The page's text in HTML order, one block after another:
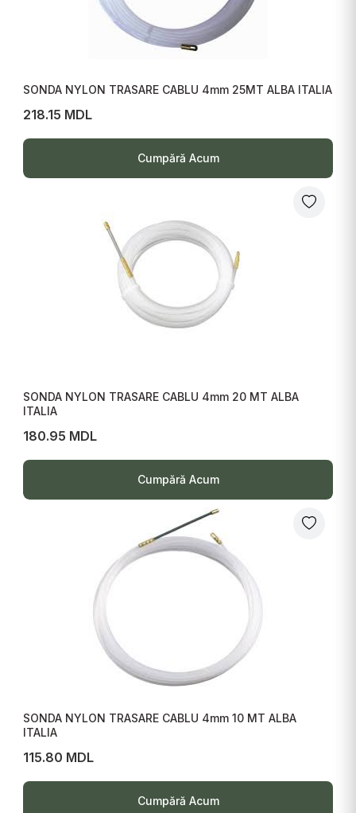
SONDA NYLON TRASARE CABLU 4mm 25MT ALBA ITALIA
218.15 MDL
Cumpără Acum
SONDA NYLON TRASARE CABLU 4mm 20 MT ALBA
ITALIA
180.95 MDL
Cumpără Acum
SONDA NYLON TRASARE CABLU 4mm 10 MT ALBA
ITALIA
115.80 MDL
Cumpără Acum